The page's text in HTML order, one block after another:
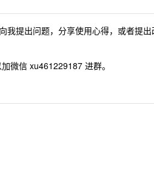
我提出问题，分享使用心得，或者提
微信 xu461229187 进群。